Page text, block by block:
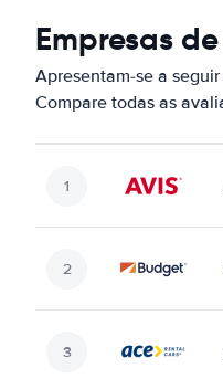
Empresas
Apresentam-se a
Compare todas as